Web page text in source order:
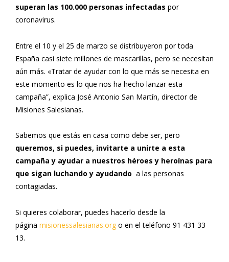
superan las 100.000 personas infectadas por
coronavirus.
Entre el 10 y el 25 de marzo se distribuyeron por toda
España casi siete millones de mascarillas, pero se necesitan
aún más. «Tratar de ayudar con lo que más se necesita en
este momento es lo que nos ha hecho lanzar esta
campaña”, explica José Antonio San Martín, director de
Misiones Salesianas.
Sabemos que estás en casa como debe ser, pero
queremos, si puedes, invitarte a unirte a esta
campaña y ayudar a nuestros héroes y heroínas para
que sigan luchando y ayudando a las personas
contagiadas.
Si quieres colaborar, puedes hacerlo desde la
página misionessalesianas.org o en el teléfono 91 431 33
13.